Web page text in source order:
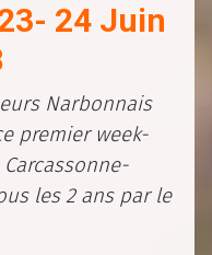
24 Juin
Narbonnais
premier week-
les 2 ans par le